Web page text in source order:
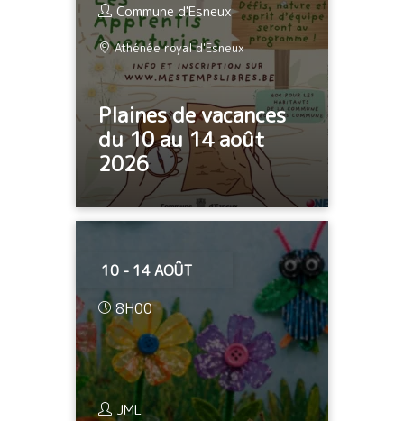
Commune d'Esneux
Athénée royal d'Esneux
Plaines de vacances
du 10 au 14 août
2026
10 - 14 AOÛT
8H00
JML